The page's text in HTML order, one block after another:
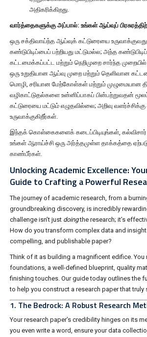
அதிகரிக்கிறது.
வார்த்தைகளுக்கு அப்பால்: உங்கள் ஆய்வுப்
ஒரு சக்திவாய்ந்த ஆய்வுக் கட்டுரையை
கண்டுபிடிப்பைப் பற்றியது மட்டுமல்ல; அந்த
கட்டமைக்கப்பட்ட மற்றும் நெறிமுறை சார்ந்த
ஒரு உறுதியான ஆய்வு முறை மற்றும் தெளிவான
மொழி, சரியான மேற்கோள்கள் மற்றும் முழுமையான
வழிகாட்டுதல்களை உன்னிப்பாகப் பின்பற்றுவதன்
கட்டுரையை மட்டும் எழுதவில்லை; அறிவு
உருவாக்குகிறீர்கள்.
இந்தக் கொள்கைகளைக் கடைப்பிடியுங்கள்,
உங்கள் ஆராய்ச்சி ஒரு அர்த்தமுள்ள தாக்கத்தை
காண்பீர்கள்.
Unlocking Academic Excellence:
Guide to Crafting a Powerful
The journey of academic research, from a
groundbreaking discovery, is incredibly
challenge isn’t just doingthe research; it’s
How do you transform complex data and
compelling, and publishable paper?
Think of it as building a magnificent edifice. You
foundations, a well-defined blueprint, quality
finishing touches. Our guide today outlines the
to help you construct a research paper that truly
1. The Bedrock: A Robust Research
Your research paper’s credibility hinges on its
you even write a word, ensure your data